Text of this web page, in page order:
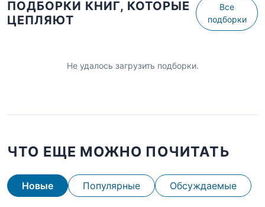
ПОДБОРКИ КНИГ, КОТОРЫЕ
ЦЕПЛЯЮТ
Все
подборки
Не удалось загрузить подборки.
ЧТО ЕЩЕ МОЖНО ПОЧИТАТЬ
Новые Популярные Обсуждаемые